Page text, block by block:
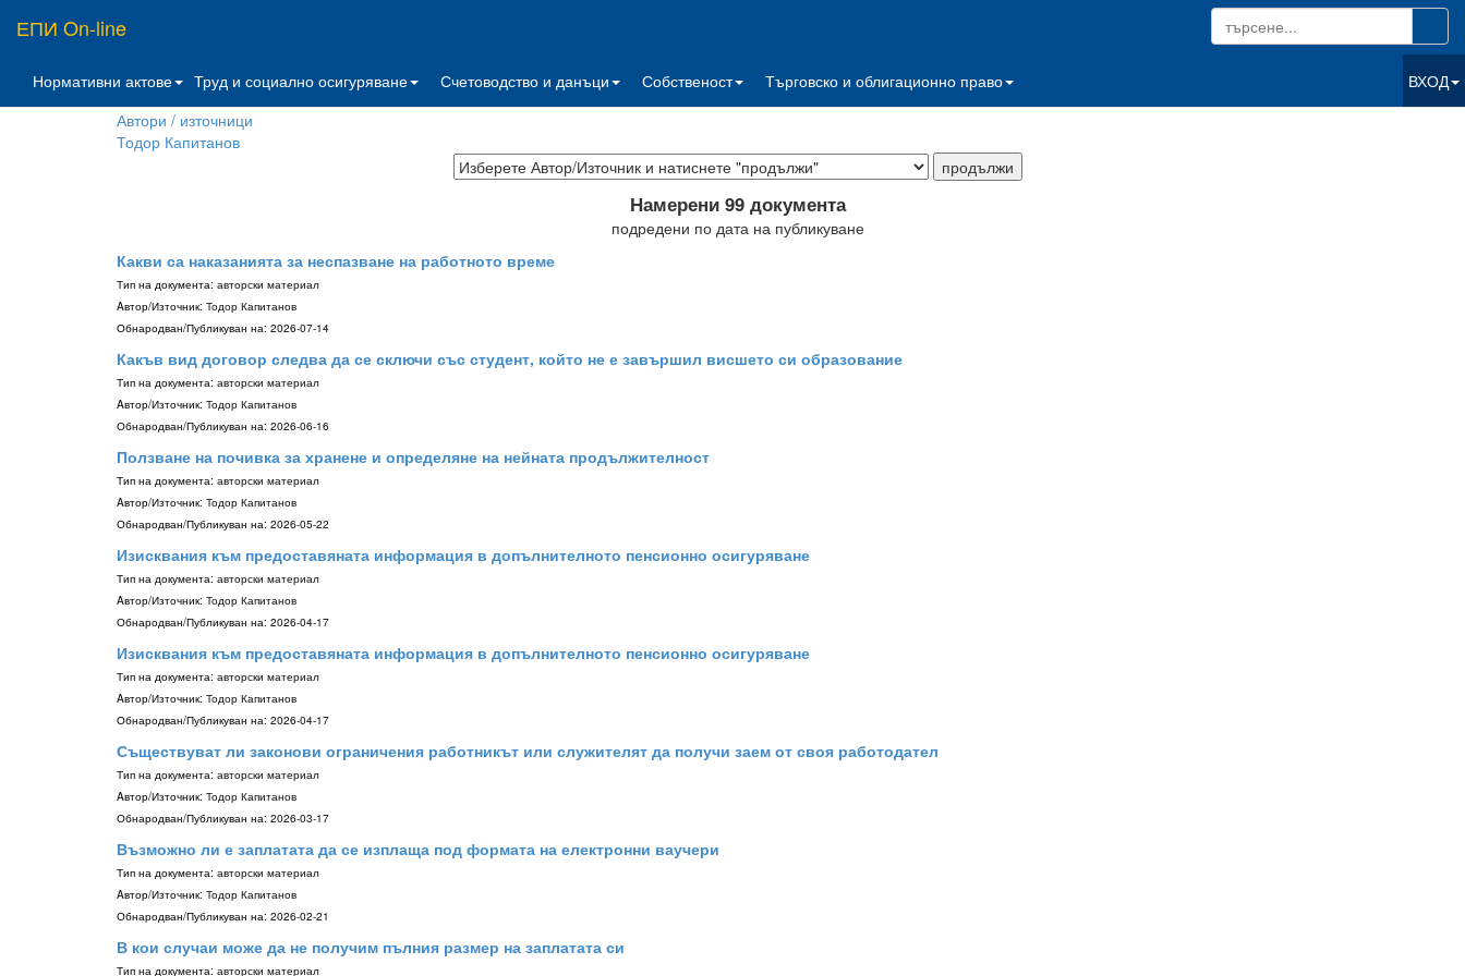
ЕПИ On-line
Нормативни актове Труд и социално осигуряване Счетоводство и данъци Собственост Търговско и облигационно право
ВХОД
Автори / източници
Тодор Капитанов
Намерени 99 документа
подредени по дата на публикуване
Какви са наказанията за неспазване на работното време
Тип на документа: авторски материал
Aвтор/Източник: Тодор Капитанов
Обнародван/Публикуван на: 2026-07-14
Какъв вид договор следва да се сключи със студент, който не е завършил висшето си образование
Тип на документа: авторски материал
Aвтор/Източник: Тодор Капитанов
Обнародван/Публикуван на: 2026-06-16
Ползване на почивка за хранене и определяне на нейната продължителност
Тип на документа: авторски материал
Aвтор/Източник: Тодор Капитанов
Обнародван/Публикуван на: 2026-05-22
Изисквания към предоставяната информация в допълнителното пенсионно осигуряване
Тип на документа: авторски материал
Aвтор/Източник: Тодор Капитанов
Обнародван/Публикуван на: 2026-04-17
Изисквания към предоставяната информация в допълнителното пенсионно осигуряване
Тип на документа: авторски материал
Aвтор/Източник: Тодор Капитанов
Обнародван/Публикуван на: 2026-04-17
Съществуват ли законови ограничения работникът или служителят да получи заем от своя работодател
Тип на документа: авторски материал
Aвтор/Източник: Тодор Капитанов
Обнародван/Публикуван на: 2026-03-17
Възможно ли е заплатата да се изплаща под формата на електронни ваучери
Тип на документа: авторски материал
Aвтор/Източник: Тодор Капитанов
Обнародван/Публикуван на: 2026-02-21
В кои случаи може да не получим пълния размер на заплатата си
Тип на документа: авторски материал